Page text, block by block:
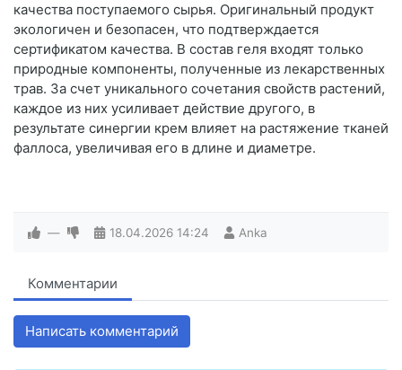
качества поступаемого сырья. Оригинальный продукт
экологичен и безопасен, что подтверждается
сертификатом качества. В состав геля входят только
природные компоненты, полученные из лекарственных
трав. За счет уникального сочетания свойств растений,
каждое из них усиливает действие другого, в
результате синергии крем влияет на растяжение тканей
фаллоса, увеличивая его в длине и диаметре.
— 18.04.2026 14:24 Anka
Комментарии
Написать комментарий